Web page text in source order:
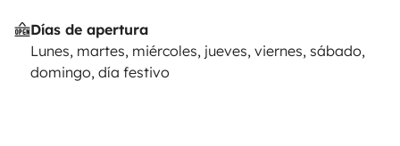
Días de apertura
Lunes, martes, miércoles, jueves, viernes, sábado,
domingo, día festivo